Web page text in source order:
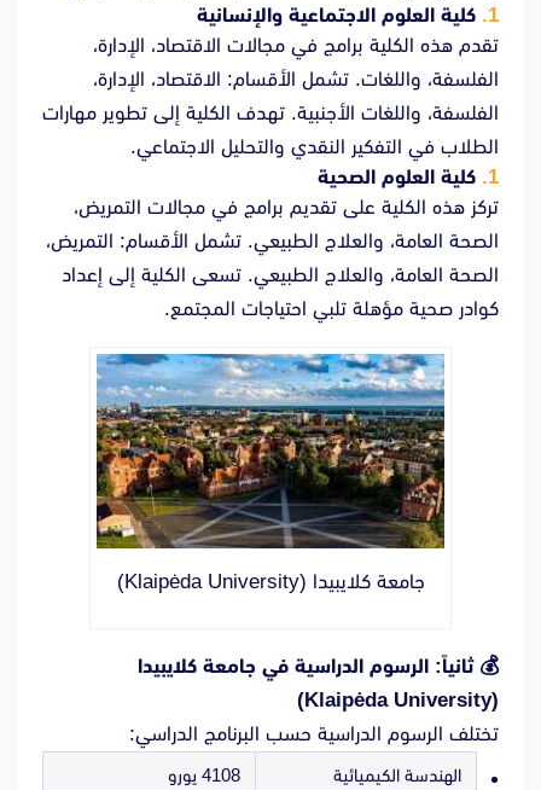
كلية العلوم الاجتماعية والإنسانية
تقدم هذه الكلية برامج في مجالات الاقتصاد، الإدارة،
الفلسفة، واللغات. تشمل الأقسام: الاقتصاد، الإدارة،
الفلسفة، واللغات الأجنبية. تهدف الكلية إلى تطوير مهارات
الطلاب في التفكير النقدي والتحليل الاجتماعي.
كلية العلوم الصحية
تركز هذه الكلية على تقديم برامج في مجالات التمريض،
الصحة العامة، والعلاج الطبيعي. تشمل الأقسام: التمريض،
الصحة العامة، والعلاج الطبيعي. تسعى الكلية إلى إعداد
كوادر صحية مؤهلة تلبي احتياجات المجتمع.
جامعة كلايبيدا (Klaipėda University)
💰 ثانياً: الرسوم الدراسية في جامعة كلايبيدا
(Klaipėda University)
تختلف الرسوم الدراسية حسب البرنامج الدراسي:
الهندسة الكيميائية 4108 يورو